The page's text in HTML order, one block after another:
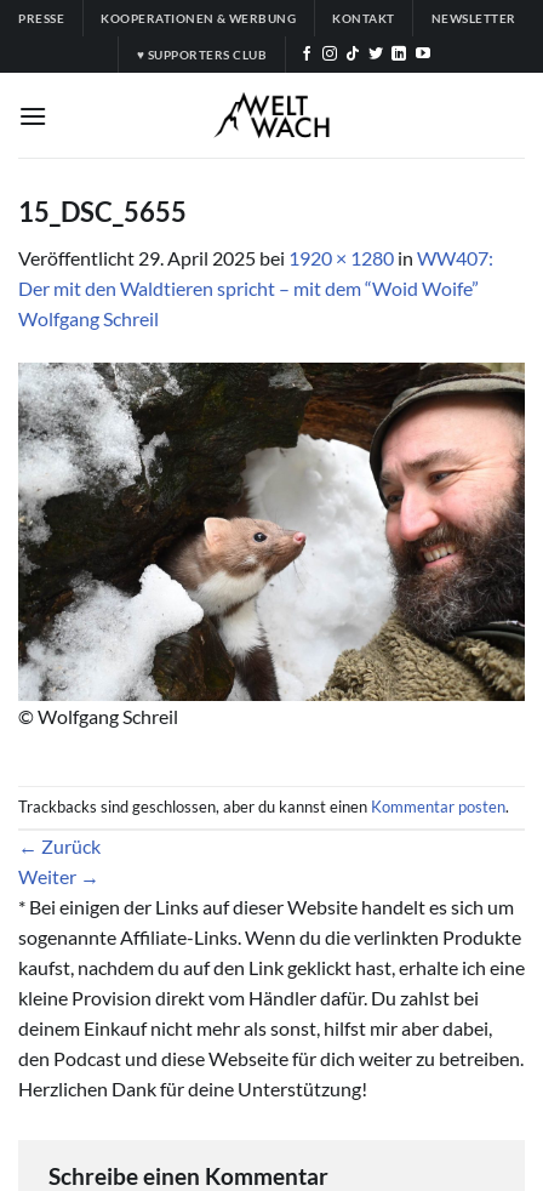
Zum
springen
PRESSE KOOPERATIONEN & WERBUNG KONTAKT NEWSLETTER
♥ SUPPORTERS CLUB
15_DSC_5655
Veröffentlicht 29. April 2025 bei 1920 × 1280 in WW407:
Der mit den Waldtieren spricht – mit dem “Woid Woife”
Wolfgang Schreil
© Wolfgang Schreil
Trackbacks sind geschlossen, aber du kannst einen Kommentar posten.
← Zurück
Weiter →
* Bei einigen der Links auf dieser Website handelt es sich um
sogenannte Affiliate-Links. Wenn du die verlinkten Produkte
kaufst, nachdem du auf den Link geklickt hast, erhalte ich eine
kleine Provision direkt vom Händler dafür. Du zahlst bei
deinem Einkauf nicht mehr als sonst, hilfst mir aber dabei,
den Podcast und diese Webseite für dich weiter zu betreiben.
Herzlichen Dank für deine Unterstützung!
Schreibe einen Kommentar